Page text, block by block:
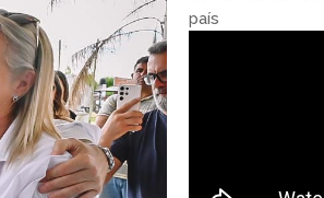
país